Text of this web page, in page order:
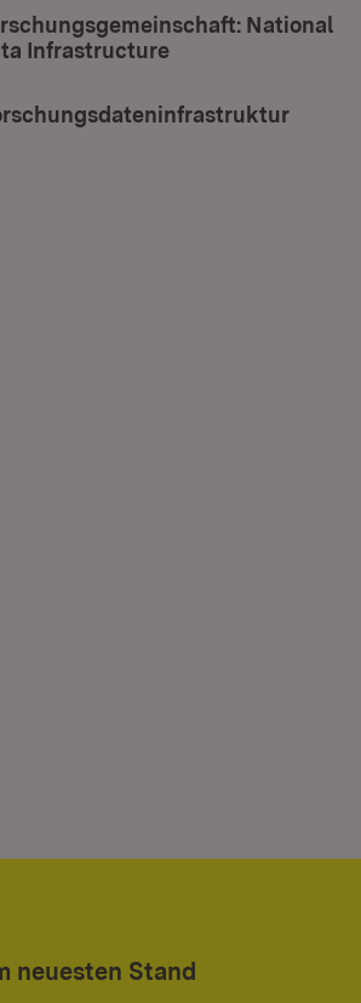
National
Infrastructure
neuesten Stand